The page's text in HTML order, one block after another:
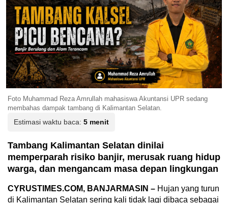
Foto Muhammad Reza Amrullah mahasiswa Akuntansi UPR sedang
membahas dampak tambang di Kalimantan Selatan.
Estimasi waktu baca: 5 menit
Tambang Kalimantan Selatan dinilai
memperparah risiko banjir, merusak ruang hidup
warga, dan mengancam masa depan lingkungan
CYRUSTIMES.COM, BANJARMASIN – Hujan yang turun
di Kalimantan Selatan sering kali tidak lagi dibaca sebagai